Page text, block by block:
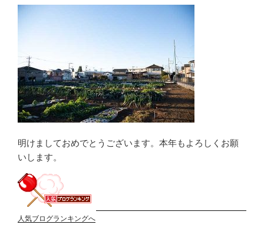
明けましておめでとうございます。本年もよろしくお願
いします。
人気ブログランキングへ